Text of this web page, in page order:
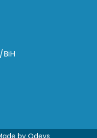
BiH
by Qdevs